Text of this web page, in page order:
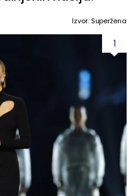
Izvor: Superžena
1